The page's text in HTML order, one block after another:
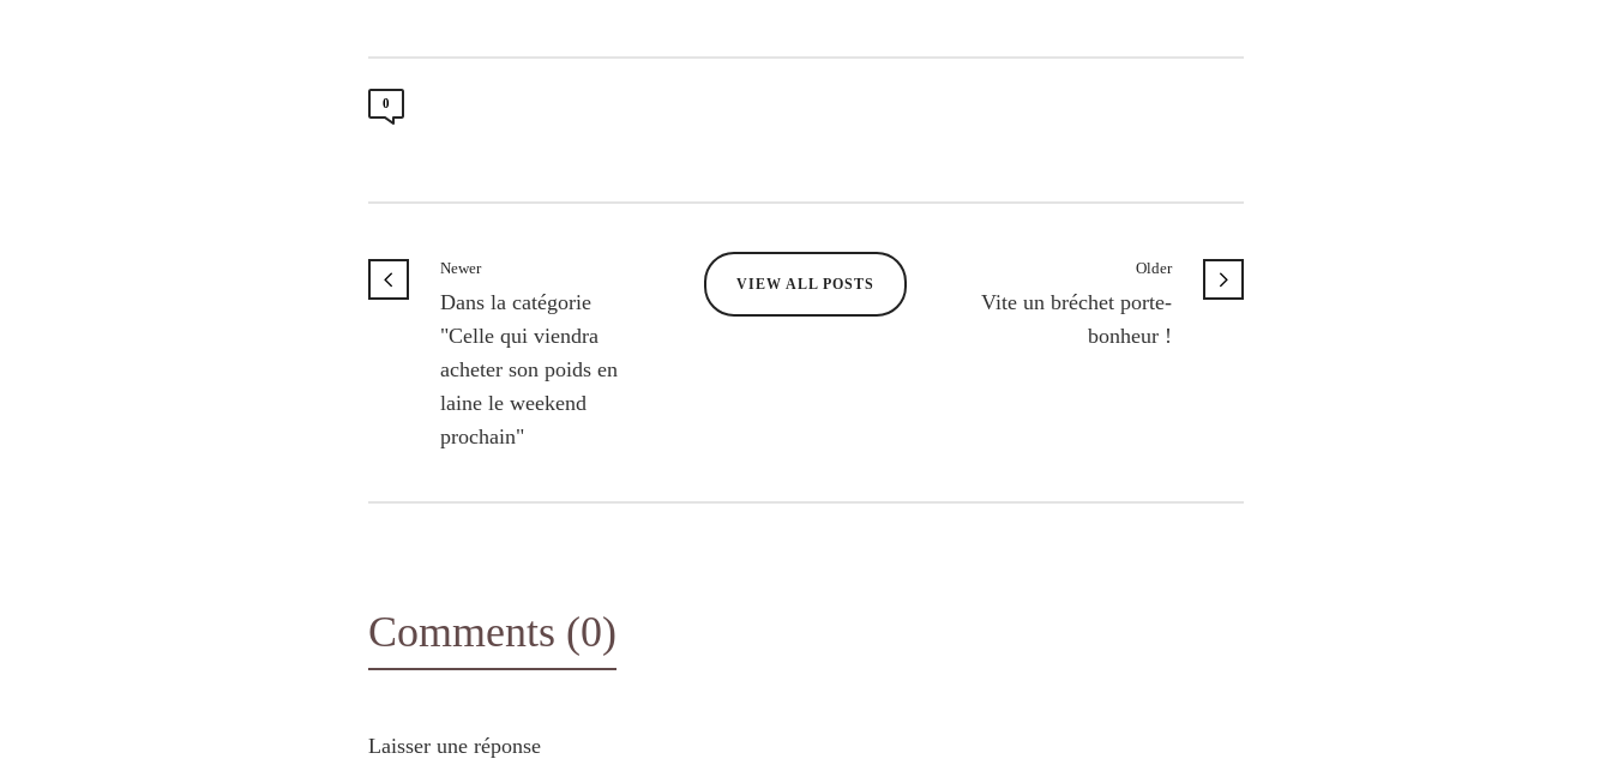
0
Newer
Dans la catégorie
"Celle qui viendra
acheter son poids en
laine le weekend
prochain"
VIEW ALL POSTS
Older
Vite un bréchet porte-
bonheur !
Comments (0)
Laisser une réponse